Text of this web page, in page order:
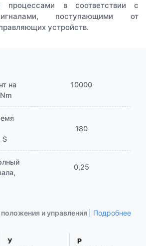
процессами в соответствии с
поступающими от
устройств.
на
10000
S
180
0,25
и управления
| Подробнее
У Р